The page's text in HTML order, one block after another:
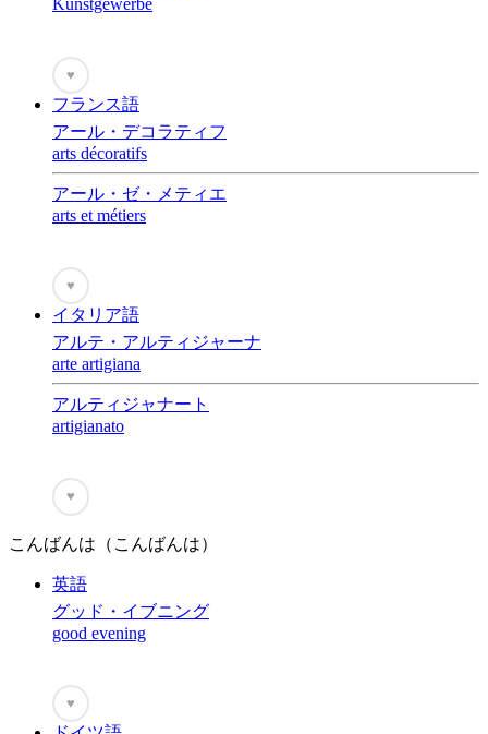
Kunstgewerbe
♥
フランス語
アール・デコラティフ
arts décoratifs
アール・ゼ・メティエ
arts et métiers
♥
イタリア語
アルテ・アルティジャーナ
arte artigiana
アルティジャナート
artigianato
♥
こんばんは（こんばんは）
英語
グッド・イブニング
good evening
♥